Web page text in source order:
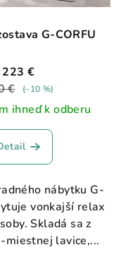
G-CORFU
223 €
€
(–10 %)
ihneď k odberu
nábytku G-
vonkajší relax
Skladá sa z
miestnej lavice,...